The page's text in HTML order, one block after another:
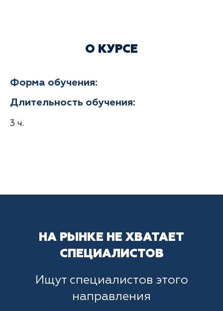
О КУРСЕ
Форма обучения:
Длительность обучения:
3 ч.
НА РЫНКЕ НЕ ХВАТАЕТ
СПЕЦИАЛИСТОВ
Ищут специалистов этого
направления